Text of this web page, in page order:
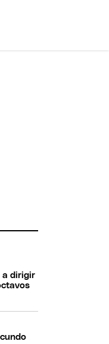
a dirigir